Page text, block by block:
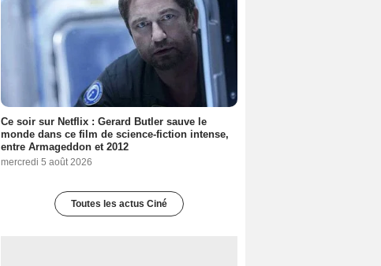
Ce soir sur Netflix : Gerard Butler sauve le
monde dans ce film de science-fiction intense,
entre Armageddon et 2012
mercredi 5 août 2026
Toutes les actus Ciné